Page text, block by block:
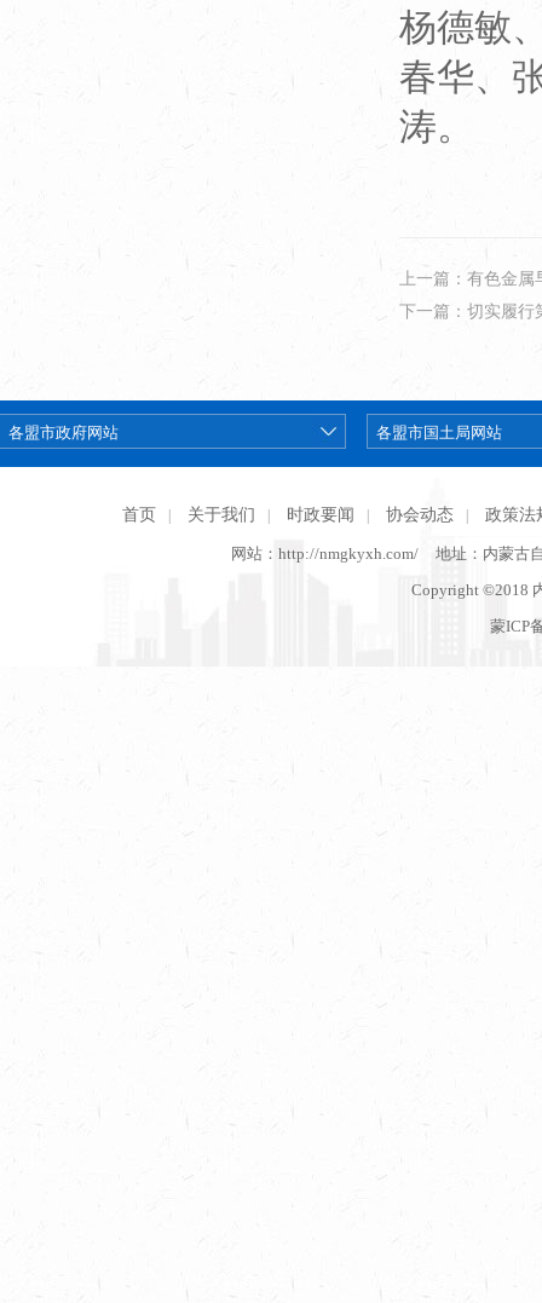
杨德敏
春华、
涛。
上一篇：有色金属
下一篇：切实履行
首页 关于我们 时政要闻 协会动态 政策法
网站：http://nmgkyxh.com/
地址：内蒙古
Copyright ©2018
蒙ICP